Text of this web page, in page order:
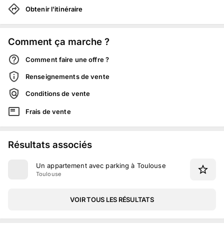
Obtenir l'itinéraire
Comment ça marche ?
Comment faire une offre ?
Renseignements de vente
Conditions de vente
Frais de vente
Résultats associés
Un appartement avec parking à Toulouse
Toulouse
VOIR TOUS LES RÉSULTATS